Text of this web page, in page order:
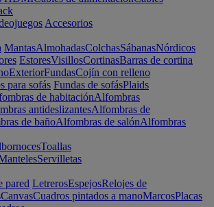
Accesorios
MantasAlmohadasColchasSábanasNórdicos
EstoresVisillosCortinasBarras de cortina
ExteriorFundasCojín con relleno
para sofás Fundas de sofásPlaids
de habitaciónAlfombras
antideslizantesAlfombras de
de bañoAlfombras de salónAlfombras
Toallas
Servilletas
pared LetrerosEspejosRelojes de
CanvasCuadros pintados a manoMarcosPlacas